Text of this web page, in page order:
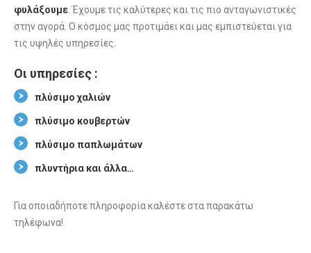
φυλάξουμε. Έχουμε τις καλύτερες και τις πιο ανταγωνιστικές
στην αγορά. Ο κόσμος μας προτιμάει και μας εμπιστεύεται για
τις υψηλές υπηρεσίες.
Οι υπηρεσίες :
πλύσιμο χαλιών
πλύσιμο κουβερτών
πλύσιμο παπλωμάτων
πλυντήρια και άλλα…
Για οποιαδήποτε πληροφορία καλέστε στα παρακάτω
τηλέφωνα!